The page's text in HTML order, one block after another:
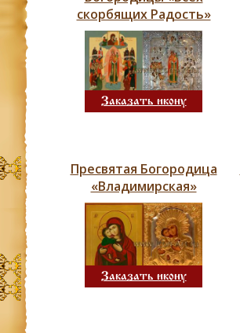
скорбящих Радость»
Заказать икону
Пресвятая Богородица
«Владимирская»
Заказать икону